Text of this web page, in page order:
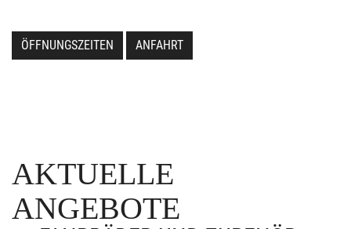
ÖFFNUNGSZEITEN ANFAHRT
AKTUELLE
ANGEBOTE